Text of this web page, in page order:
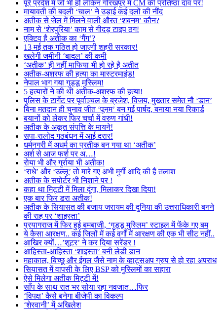
पूरे प्रदेश में जो भी हो लेकिन गोरखपुर में CM की प्रतिष्ठा दांव पर!
मायावती की बदली ‘चाल’ ने उड़ाई कई दलों की नींद
अतीक से जेल में मिलने वाली औरत ‘शबनम’ कौन?
नाम से ‘शेरपुरिया’ काम से गीदड़ टाइप ठग!
एक्टिव है अतीक का ‘गैंग’?
13 मई तक गठित हो जाएगी शहरी सरकार!
खलेगी जमीनी ‘बादल’ की कमी
‘अतीक’ ही नहीं माफिया भी हो रहे है अतीत
अतीक-अशरफ की हत्या का मास्टरमाइंड!
नेपाल भाग गया गुड्डू मुस्लिम!
5 हत्यारों ने की थी अतीक-अशरफ की हत्या!
पुलिस के टार्गेट पर पूर्वाञ्चल के ब्रजेश, विजय, मुख्तार समेत नौ ‘डान’
बिना मतदान ही चुनाव जीत ‘पूनम’ बन गई पार्षद, बनाया नया रिकार्ड
बयानों को लेकर फिर चर्चा में वरुण गांधी!
अतीक के अकूत संपत्ति के मायने!
सपा-रालोद गठबंधन में आई दरार!
धर्मनगरी में अधर्म का प्रतीक बन गया था ‘अतीक’
अर्श से आज फर्श पर अ…!
रोया भी और गुर्राया भी अतीक!
‘राधे’ और ‘उल्लू’ तो मारे गए अभी मुर्गी आदि की है तलाश
अतीक के सपोर्टर भी निशाने पर !
कहा था मिट्टी में मिला दूंगा, मिलाकर दिखा दिया!
एक बार फिर डरा अतीक!
अतीक के सियासत की बजाय जरायम की दुनिया की उत्तराधिकारी बनने
की राह पर ‘शाइस्ता’
प्रयागराज में फिर हुई बमबाजी, ‘गुड्डू मुस्लिम’ स्टाइल में फेंके गए बम
ये कैसा आरक्षण.. कई जिलों में कई वर्गों में आरक्षण की एक भी सीट नहीं..
आखिर क्यों…’शूटर’ ने कर दिया सरेंडर !
आहिस्ता-आहिस्ता ‘शाइस्ता’ बनी लेडी डान
महाकाल, बिच्छू और ईगल जैसे नाम के व्हाट्सअप ग्रुप से हो रहा अपराध
सियासत में वापसी के लिए BSP को मुस्लिमों का सहारा
ऐसे मिलेगा अतीक मिट्टी में!
साँप के साथ रात भर सोया रहा नवजात…फिर
‘विपक्ष’ कैसे बनेगा बीजेपी का विकल्प
‘शेरवानी’ में अखिलेश